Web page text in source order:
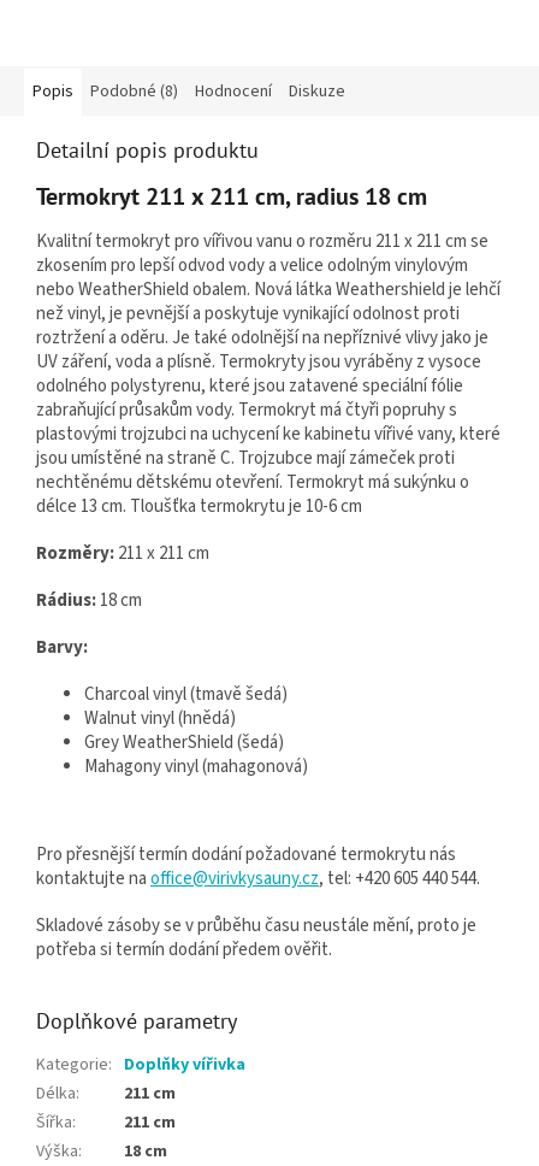
Popis Podobné (8) Hodnocení Diskuze
Detailní popis produktu
Termokryt 211 x 211 cm, radius 18 cm
Kvalitní termokryt pro vířivou vanuo rozměru 211 x 211 cm se
zkosením pro lepší odvod vody a velice odolným vinylovým
nebo WeatherShield obalem. Nová látka Weathershield je lehčí
než vinyl, je pevnější a poskytuje vynikající odolnost proti
roztržení a oděru. Je také odolnější na nepříznivé vlivy jako je
UV záření, voda a plísně. Termokryty jsou vyráběny z vysoce
odolného polystyrenu, které jsou zatavené speciální fólie
zabraňující průsakům vody. Termokryt má čtyři popruhy s
plastovými trojzubci na uchycení ke kabinetu vířivé vany, které
jsou umístěné na straně C. Trojzubce mají zámeček proti
nechtěnému dětskému otevření. Termokryt má sukýnku o
délce 13 cm. Tloušťka termokrytu je 10-6 cm
Rozměry:211 x 211 cm
Rádius:18 cm
Barvy:
Charcoal vinyl (tmavě šedá)
Walnut vinyl (hnědá)
Grey WeatherShield (šedá)
Mahagony vinyl (mahagonová)
Pro přesnější termín dodání požadované termokrytu nás
kontaktujte naoffice@virivkysauny.cz, tel: +420 605 440 544.
Skladové zásoby se v průběhu času neustále mění, proto je
potřeba si termín dodání předem ověřit.
Doplňkové parametry
Kategorie: Doplňky vířivka
Délka:
211 cm
Šířka:
211 cm
Výška: 18 cm